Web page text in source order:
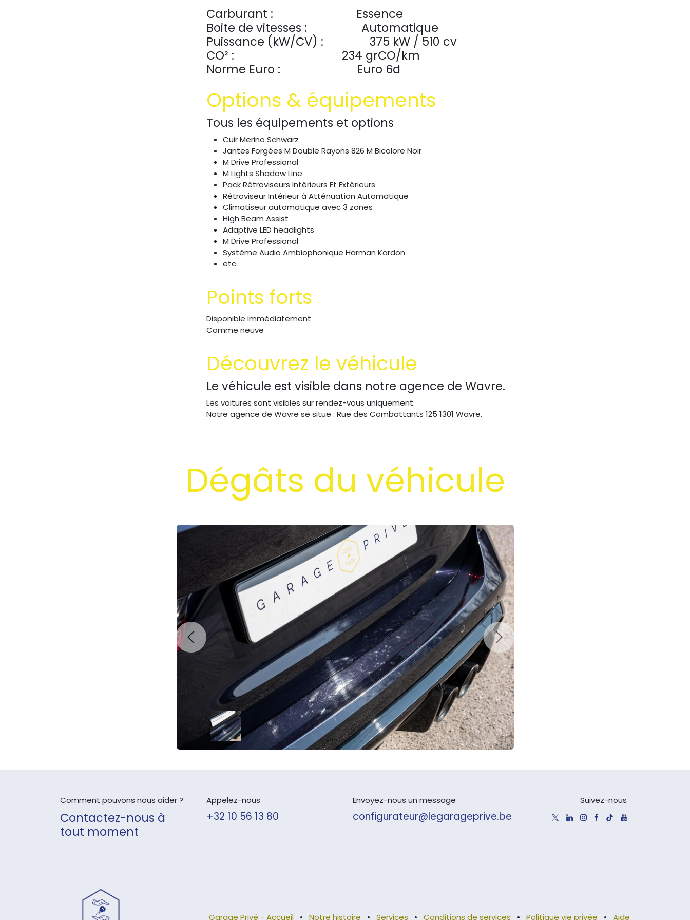
Carburant :
​Essence
Boite de vitesses :
​Automatique
Puissance (kW/CV) :
​375 kW / 510 cv
CO² :
​234 grCO/km
Norme Euro :
​Euro 6d
Options & équipements
Tous les équipements et options
Cuir Merino Schwarz
Jantes Forgées M Double Rayons 826 M Bicolore Noir
M Drive Professional
M Lights Shadow Line
Pack Rétroviseurs Intérieurs Et Extérieurs
Rétroviseur Intérieur à Atténuation Automatique
Climatiseur automatique avec 3 zones
High Beam Assist
Adaptive LED headlights
M Drive Professional
Système Audio Ambiophonique Harman Kardon
etc.
Points forts
Disponible immédiatement
Comme neuve
Découvrez le véhicule
Le véhicule est visible dans notre agence de Wavre.
Les voitures sont visibles sur rendez-vous uniquement.
Notre agence de Wavre se situe : Rue des Combattants 125 1301 Wavre.
Dégâts du véhicule
Précédent Suivant
Comment pouvons nous aider ?
Contactez-nous à
tout moment
Appelez-nous
+32 10 56 13 80
Envoyez-nous un message
configurateur@legarageprive.be
Suivez-nous
Garage Privé - Accueil • Notre histoire • Services • Conditions de services • Politique vie privée • Aide